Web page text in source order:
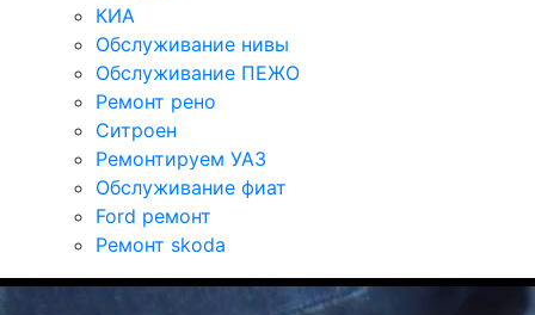
КИА
Обслуживание нивы
Обслуживание ПЕЖО
Ремонт рено
Ситроен
Ремонтируем УАЗ
Обслуживание фиат
Ford ремонт
Ремонт skoda